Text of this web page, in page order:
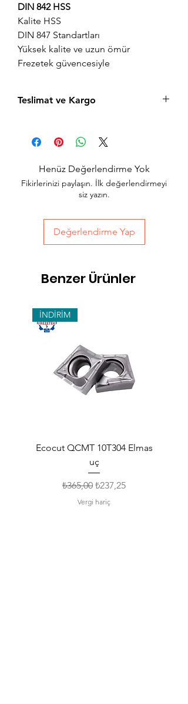
DIN 842 HSS
Kalite HSS
DIN 847 Standartları
Yüksek kalite ve uzun ömür
Frezetek güvencesiyle
Teslimat ve Kargo
siparişler aynı gün içerisinde kargolanır.
Acil siparişlerinizde, İstanbul Avrupa
hızlı teslimat seçeneğimiz bulunmaktadır,
sepet sayfasında teslimat seçimini
Henüz Değerlendirme Yok
Fikirlerinizi paylaşın. İlk değerlendirmeyi
siz yazın.
Değerlendirme Yap
Benzer Ürünler
İNDİRİM
Ecocut QCMT 10T304 Elmas
uç
Normal Fiyat
₺365,00 İndirimli Fiyat
₺237,25
Vergi hariç